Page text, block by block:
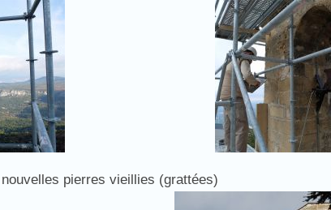
pierres vieillies (grattées)